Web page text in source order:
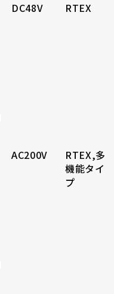
DC48V RTEX
AC200V
RTEX,多
機能タイ
プ